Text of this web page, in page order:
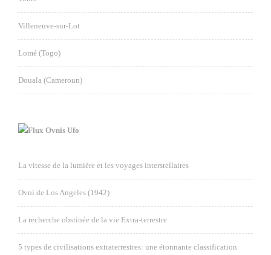
Villeneuve-sur-Lot
Lomé (Togo)
Douala (Cameroun)
Ovnis Ufo
La vitesse de la lumière et les voyages interstellaires
Ovni de Los Angeles (1942)
La recherche obstinée de la vie Extra-terrestre
5 types de civilisations extraterrestres: une étonnante classification